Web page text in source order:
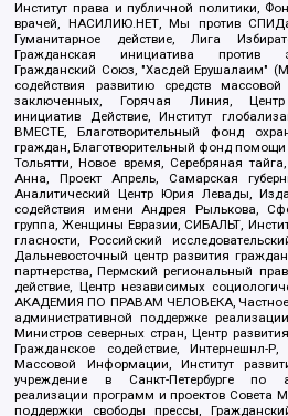
Институт права и публичной политики,
врачей, НАСИЛИЮ.НЕТ, Мы против
Гуманитарное действие, Лига
Гражданская инициатива против
Гражданский Союз, "Хасдей Ерушалаим"
содействия развитию средств
заключенных, Горячая Линия, Центр
инициатив Действие, Институт
ВМЕСТЕ, Благотворительный фонд
граждан, Благотворительный фонд
Тольятти, Новое время, Серебряная
Анна, Проект Апрель, Самарская
Аналитический Центр Юрия Левады,
содействия имени Андрея Рылькова,
группа, Женщины Евразии, СИБАЛЬТ,
гласности, Российский
Дальневосточный центр развития
партнерства, Пермский региональный
действие, Центр независимых
АКАДЕМИЯ ПО ПРАВАМ ЧЕЛОВЕКА, Частное
административной поддержке
Министров северных стран, Центр
Гражданское содействие,
Массовой Информации, Институт
учреждение в Санкт-Петербурге по
реализации программ и проектов Совета
поддержки свободы прессы,